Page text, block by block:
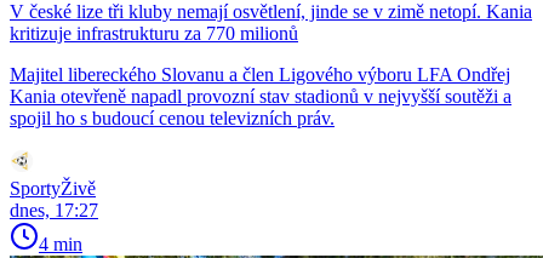
V české lize tři kluby nemají osvětlení, jinde se v zimě netopí. Kania
kritizuje infrastrukturu za 770 milionů
Majitel libereckého Slovanu a člen Ligového výboru LFA Ondřej
Kania otevřeně napadl provozní stav stadionů v nejvyšší soutěži a
spojil ho s budoucí cenou televizních práv.
SportyŽivě
dnes, 17:27
4 min